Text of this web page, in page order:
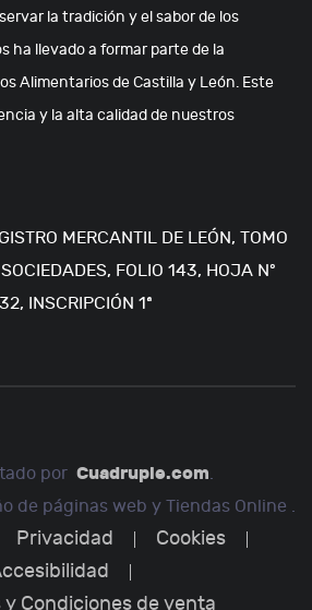
la tradición y el sabor de los
ha llevado a formar parte de la
Alimentarios de Castilla y León. Este
y la alta calidad de nuestros
MERCANTIL DE LEÓN, TOMO
FOLIO 143, HOJA Nº
INSCRIPCIÓN 1ª
por Cuadruple.com.
de páginas web y Tiendas Online .
Privacidad
Cookies
y Condiciones de venta